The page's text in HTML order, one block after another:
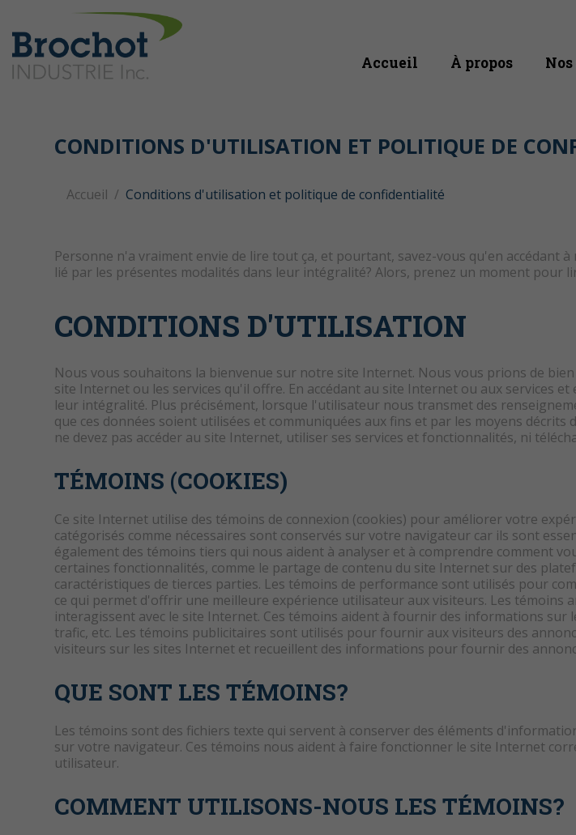
Accueil À propos
CONDITIONS D'UTILISATION ET POLITIQUE DE
Accueil Conditions d'utilisation et politique de confidentialité
Personne n'a vraiment envie de lire tout ça, et pourtant, savez-vous qu'en accédant
lié par les présentes modalités dans leur intégralité? Alors, prenez un moment pour
CONDITIONS D'UTILISATION
Nous vous souhaitons la bienvenue sur notre site Internet. Nous vous prions de
site Internet ou les services qu'il offre. En accédant au site Internet ou aux services
leur intégralité. Plus précisément, lorsque l'utilisateur nous transmet des
que ces données soient utilisées et communiquées aux fins et par les moyens
ne devez pas accéder au site Internet, utiliser ses services et fonctionnalités, ni
TÉMOINS (COOKIES)
Ce site Internet utilise des témoins de connexion (cookies) pour améliorer votre
catégorisés comme nécessaires sont conservés sur votre navigateur car ils sont
également des témoins tiers qui nous aident à analyser et à comprendre comment
certaines fonctionnalités, comme le partage de contenu du site Internet sur des
caractéristiques de tierces parties. Les témoins de performance sont utilisés pour
ce qui permet d'offrir une meilleure expérience utilisateur aux visiteurs. Les
interagissent avec le site Internet. Ces témoins aident à fournir des informations
trafic, etc. Les témoins publicitaires sont utilisés pour fournir aux visiteurs des
visiteurs sur les sites Internet et recueillent des informations pour fournir des
QUE SONT LES TÉMOINS?
Les témoins sont des fichiers texte qui servent à conserver des éléments
sur votre navigateur. Ces témoins nous aident à faire fonctionner le site Internet
utilisateur.
COMMENT UTILISONS-NOUS LES TÉMOINS?